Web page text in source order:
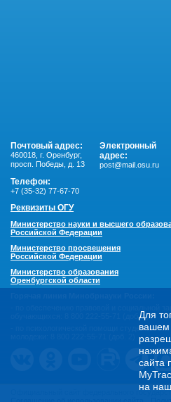
Для
вашем
сайта
на
Почтовый адрес:
460018 г. Оренбург,
просп. Победы, д. 13
Электронный
адрес:
post@mail.osu.ru
Телефон:
+7 (35-32) 77-67-70
Реквизиты ОГУ
Министерство науки и высшего
Российской Федерации
Министерство просвещения
Российской Федерации
Министерство образования
Оренбургской области
8 800 222-55-71 (доб. 1)
- по психологической помощи студенческой
Официальный сайт федерального